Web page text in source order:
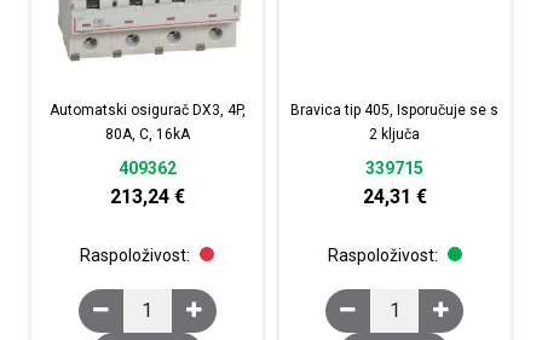
Automatski osigurač DX3, 4P,
80A, C, 16kA
409362
213,24 €
Raspoloživost:
Automatski osigurač DX3, 4P, 80A, C, 16kA količina
Bravica tip 405, Isporučuje se s
2 ključa
339715
24,31 €
Raspoloživost:
Bravica tip 405,